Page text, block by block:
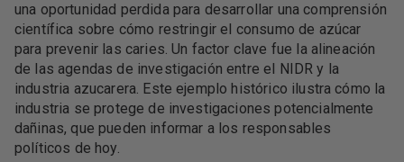
una oportunidad perdida para desarrollar una comprensión
científica sobre cómo restringir el consumo de azúcar
para prevenir las caries. Un factor clave fue la alineación
de las agendas de investigación entre el NIDR y la
industria azucarera. Este ejemplo histórico ilustra cómo la
industria se protege de investigaciones potencialmente
dañinas, que pueden informar a los responsables
políticos de hoy.